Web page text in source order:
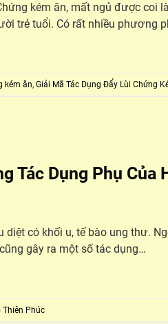
kém ăn, mất ngủ được coi
trẻ tuổi. Có rất nhiều phương
kém ăn, Giải Mã Tác Dụng Đẩy Lùi Chứng
Tác Dụng Phụ Của
có khối u, tế bào ung thư.
gây ra một số tác dụng…
Phúc